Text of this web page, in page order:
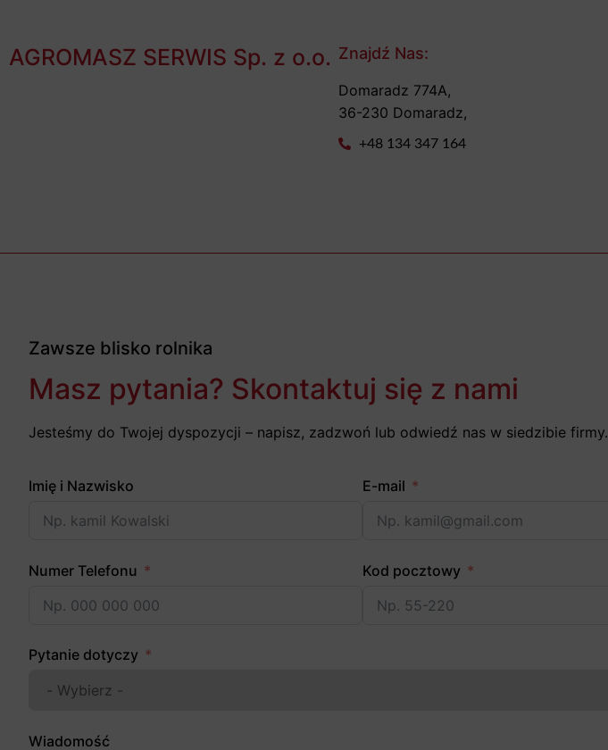
AGROMASZ SERWIS Sp. z o.o. Znajdź Nas:
Domaradz 774A,
36-230 Domaradz,
+48 134 347 164
Zawsze blisko rolnika
Masz pytania? Skontaktuj się z nami
Jesteśmy do Twojej dyspozycji – napisz, zadzwoń lub odwiedź nas w siedzibie firmy.
Imię i Nazwisko E-mail
Numer Telefonu Kod pocztowy
Pytanie dotyczy
Wiadomość